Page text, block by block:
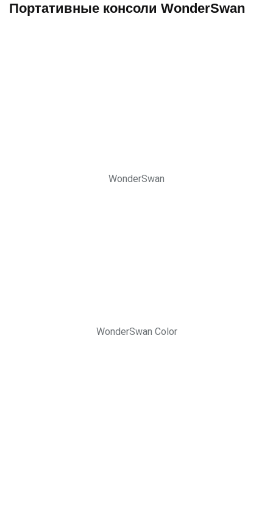
Портативные консоли WonderSwan
WonderSwan
WonderSwan Color